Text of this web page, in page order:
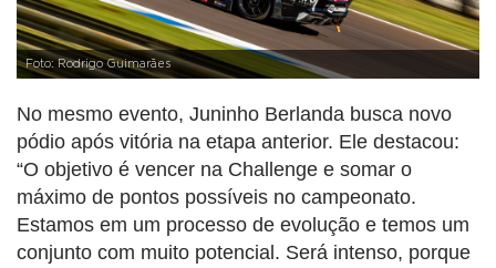
Foto: Rodrigo Guimarães
No mesmo evento, Juninho Berlanda busca novo
pódio após vitória na etapa anterior. Ele destacou:
“O objetivo é vencer na Challenge e somar o
máximo de pontos possíveis no campeonato.
Estamos em um processo de evolução e temos um
conjunto com muito potencial. Será intenso, porque